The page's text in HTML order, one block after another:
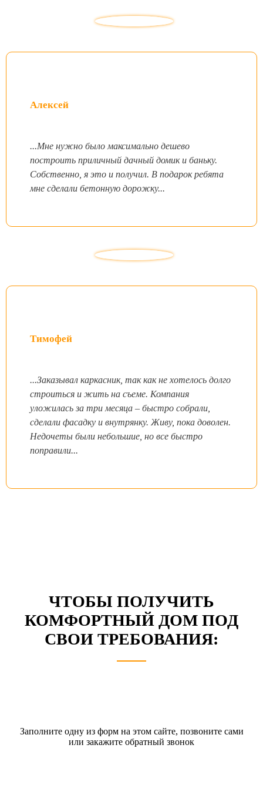
Алексей
...Мне нужно было максимально дешево
построить приличный дачный домик и баньку.
Собственно, я это и получил. В подарок ребята
мне сделали бетонную дорожку...
Тимофей
...Заказывал каркасник, так как не хотелось долго
строиться и жить на съеме. Компания
уложилась за три месяца – быстро собрали,
сделали фасадку и внутрянку. Живу, пока доволен.
Недочеты были небольшие, но все быстро
поправили...
ЧТОБЫ ПОЛУЧИТЬ
КОМФОРТНЫЙ ДОМ ПОД
СВОИ ТРЕБОВАНИЯ:
Заполните одну из форм на этом сайте, позвоните сами
или закажите обратный звонок